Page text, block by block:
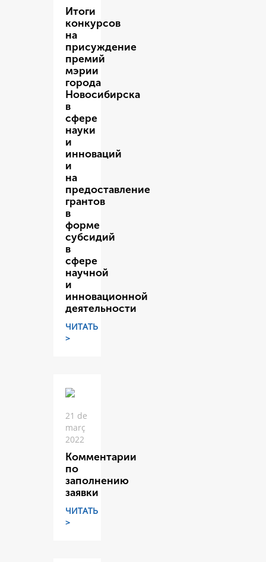
Итоги
конкурсов
на
присуждение
премий
мэрии
города
Новосибирска
в
сфере
науки
и
инноваций
и
на
предоставление
грантов
в
форме
субсидий
в
сфере
научной
и
инновационной
деятельности
ЧИТАТЬ
>
21 de
març
2022
Комментарии
по
заполнению
заявки
ЧИТАТЬ
>